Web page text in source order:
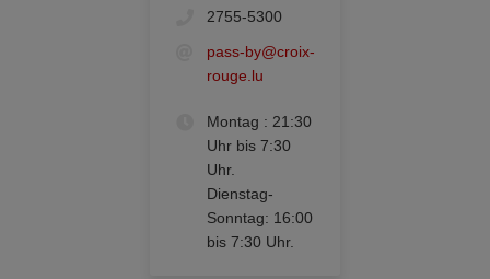
2755-5300
pass-by@croix-
rouge.lu
Montag : 21:30
Uhr bis 7:30
Uhr.
Dienstag-
Sonntag: 16:00
bis 7:30 Uhr.